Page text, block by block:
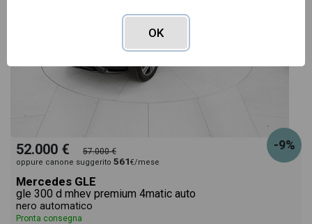
-9%
52.000 € 57.000 €
oppure canone suggerito 561€/mese
Mercedes GLE
gle 300 d mhev premium 4matic auto
nero automatico
Pronta consegna
OK